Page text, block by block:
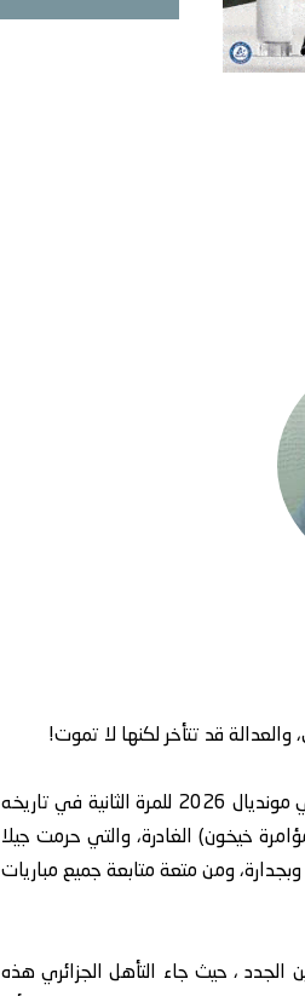
في إنجاز تاريخي، شق منتخب الجزائر الشقيق طريقه إلى الدور الثاني في مونديال 2026 للمرة الثانية في تاريخه
(مؤامرة خيخون) الغادرة، والتي حرمت جيلا
ومن متعة متابعة جميع مباريات
الجدد ، حيث جاء التأهل الجزائري هذه